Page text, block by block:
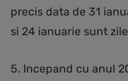
precis data de 31
si 24 ianuarie sunt
5. Incepand cu anul